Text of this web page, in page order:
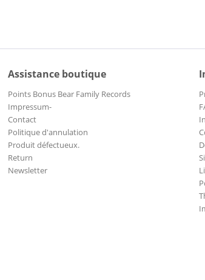
Assistance boutique
Points Bonus Bear Family Records
Impressum-
Contact
Politique d'annulation
Produit défectueux.
Return
Newsletter